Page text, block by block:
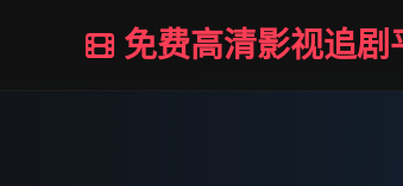
免费高清影视追剧